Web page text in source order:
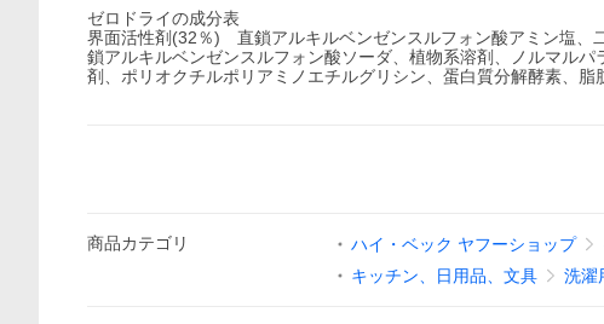
ゼロドライの成分表
界面活性剤(32％) 直鎖アルキルベンゼンスルフォン酸アミン塩、
鎖アルキルベンゼンスルフォン酸ソーダ、植物系溶剤、ノルマル
剤、ポリオクチルポリアミノエチルグリシン、蛋白質分解酵素、脂
商品カテゴリ ハイ・ベック ヤフーショップ
キッチン、日用品、文具
洗濯